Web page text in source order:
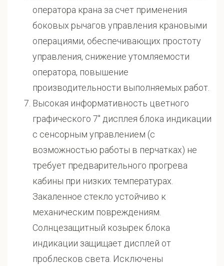
оператора крана за счет применения
боковых рычагов управления крановыми
операциями, обеспечивающих простоту
управления, снижение утомляемости
оператора, повышение
производительности выполняемых работ.
Высокая информативность цветного
графического 7" дисплея блока индикации
с сенсорным управлением (с
возможностью работы в перчатках) не
требует предварительного прогрева
кабины при низких температурах.
Закаленное стекло устойчиво к
механическим повреждениям.
Солнцезащитный козырек блока
индикации защищает дисплей от
проблесков света. Исключены